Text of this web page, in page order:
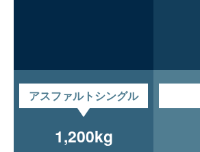
アスファルトシングル
1,200kg